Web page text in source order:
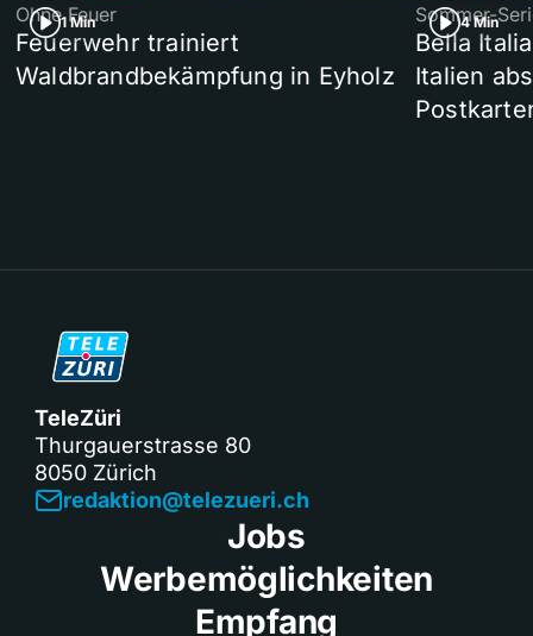
1 Min
Ohne Feuer
Feuerwehr trainiert
Waldbrandbekämpfung in Eyholz
4 Min
Sommer-
Bella
Italien
TeleZüri
Thurgauerstrasse 80
8050 Zürich
redaktion@telezueri.ch
Jobs
Werbemöglichkeiten
Empfang